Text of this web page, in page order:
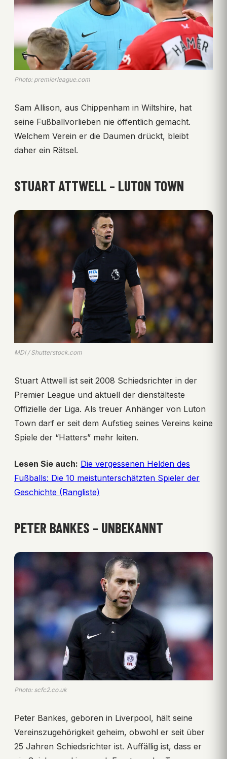
Photo: premierleague.com
Sam Allison, aus Chippenham in Wiltshire, hat
seine Fußballvorlieben nie öffentlich gemacht.
Welchem Verein er die Daumen drückt, bleibt
daher ein Rätsel.
STUART ATTWELL – LUTON TOWN
MDI / Shutterstock.com
Stuart Attwell ist seit 2008 Schiedsrichter in der
Premier League und aktuell der dienstälteste
Offizielle der Liga. Als treuer Anhänger von Luton
Town darf er seit dem Aufstieg seines Vereins keine
Spiele der “Hatters” mehr leiten.
Lesen Sie auch: Die vergessenen Helden des
Fußballs: Die 10 meistunterschätzten Spieler der
Geschichte (Rangliste)
PETER BANKES – UNBEKANNT
Photo: scfc2.co.uk
Peter Bankes, geboren in Liverpool, hält seine
Vereinszugehörigkeit geheim, obwohl er seit über
25 Jahren Schiedsrichter ist. Auffällig ist, dass er